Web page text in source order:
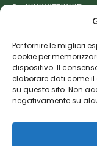
Per fornire le migliori
cookie per
dispositivo. Il
elaborare dati come
su questo sito. Non
negativamente su
P.I. 06982770965
Cookie Policy
Risorse Aggiuntive